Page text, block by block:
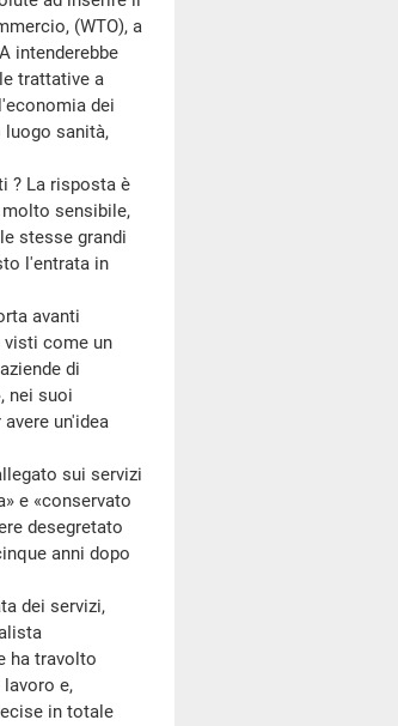
(WTO), a
intenderebbe
trattative a
dei
sanità,
? La risposta è
sensibile,
stesse grandi
l'entrata in
avanti
visti come un
di
nei suoi
un'idea
sui servizi
e «conservato
desegretato
anni dopo
dei servizi,
ha travolto
e,
in totale